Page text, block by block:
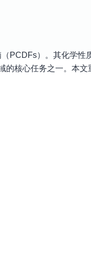
PCDFs）。其化学性
的核心任务之一。本文